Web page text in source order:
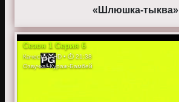
«Шлюшка-тыква»
Сезон 1 Серия6
Качество:HD• ⏱ 21:38
Озвучка:Кураж-Бамбей